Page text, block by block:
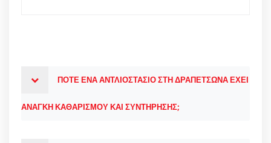
ΠΟΤΕ ΕΝΑ ΑΝΤΛΙΟΣΤΑΣΙΟ ΣΤΗ ΔΡΑΠΕΤΣΩΝΑ ΕΧΕΙ
ΑΝΑΓΚΗ ΚΑΘΑΡΙΣΜΟΥ ΚΑΙ ΣΥΝΤΗΡΗΣΗΣ;